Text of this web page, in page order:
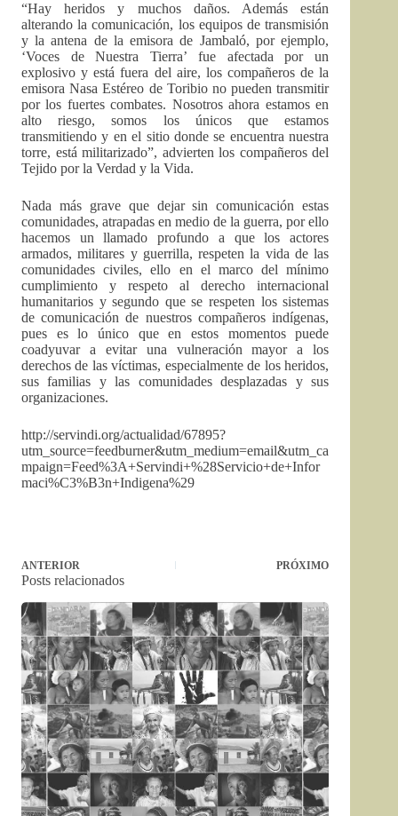
“Hay heridos y muchos daños. Además están
alterando la comunicación, los equipos de transmisión
y la antena de la emisora de Jambaló, por ejemplo,
‘Voces de Nuestra Tierra’ fue afectada por un
explosivo y está fuera del aire, los compañeros de la
emisora Nasa Estéreo de Toribio no pueden transmitir
por los fuertes combates. Nosotros ahora estamos en
alto riesgo, somos los únicos que estamos
transmitiendo y en el sitio donde se encuentra nuestra
torre, está militarizado”, advierten los compañeros del
Tejido por la Verdad y la Vida.
Nada más grave que dejar sin comunicación estas
comunidades, atrapadas en medio de la guerra, por ello
hacemos un llamado profundo a que los actores
armados, militares y guerrilla, respeten la vida de las
comunidades civiles, ello en el marco del mínimo
cumplimiento y respeto al derecho internacional
humanitarios y segundo que se respeten los sistemas
de comunicación de nuestros compañeros indígenas,
pues es lo único que en estos momentos puede
coadyuvar a evitar una vulneración mayor a los
derechos de las víctimas, especialmente de los heridos,
sus familias y las comunidades desplazadas y sus
organizaciones.
http://servindi.org/actualidad/67895?
utm_source=feedburner&utm_medium=email&utm_ca
mpaign=Feed%3A+Servindi+%28Servicio+de+Infor
maci%C3%B3n+Indigena%29
ANTERIOR PRÓXIMO
Posts relacionados